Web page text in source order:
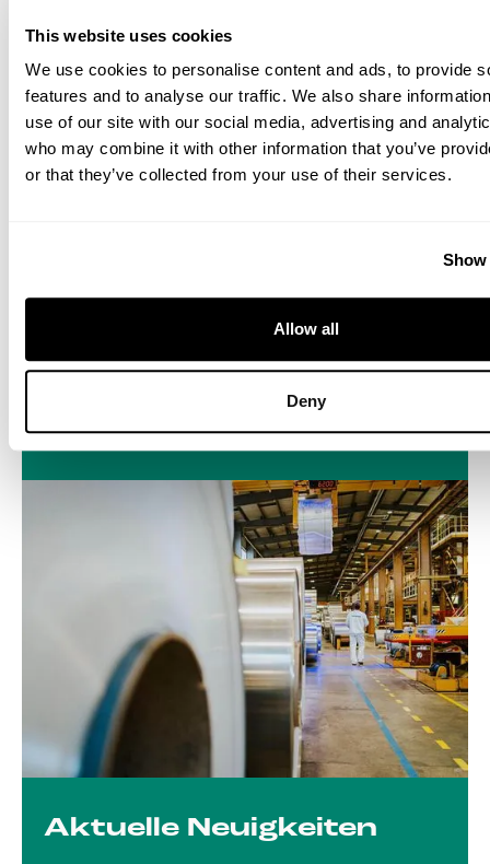
This website uses cookies
We use cookies to personalise content and ads, to provide
features and to analyse our traffic. We also share
use of our site with our social media, advertising and
who may combine it with other information that you’ve
or that they’ve collected from your use of their services.
Allow all
Deny
Warum Aluminium
Transportfahrzeuge. Es ist leicht und
Aktuelle Neuigkeiten